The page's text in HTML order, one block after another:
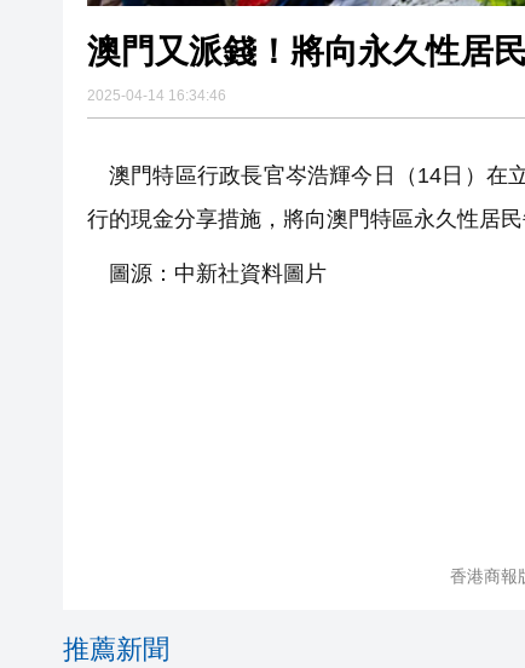
澳門又派錢！將向永久性居
2025-04-14 16:34:46
澳門特區行政長官岑浩輝今日（14日）在
行的現金分享措施，將向澳門特區永久性居
圖源：中新社資料圖片
香港商報
推薦新聞